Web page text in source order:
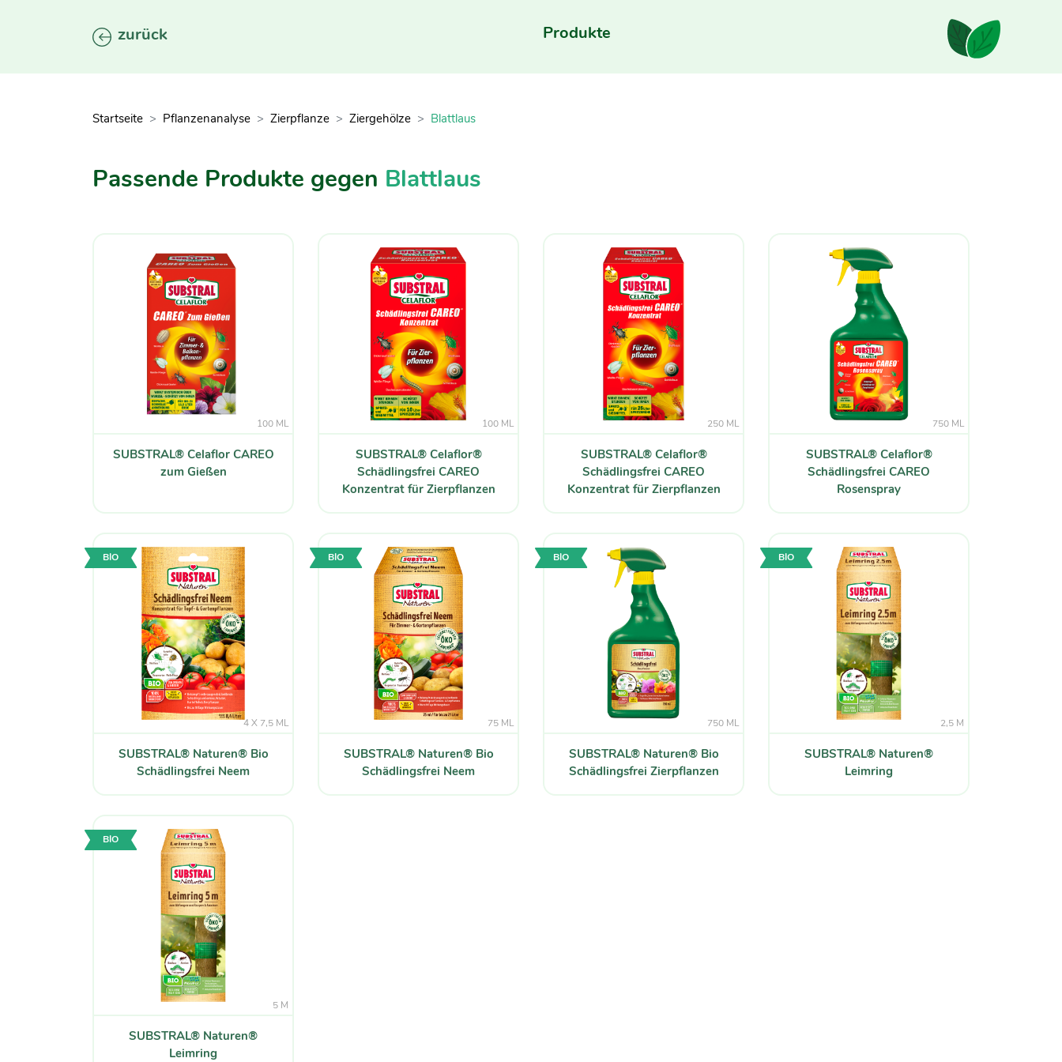
zurück Produkte
Startseite Pflanzenanalyse Zierpflanze Ziergehölze Blattlaus
Passende Produkte gegen Blattlaus
100 ML
SUBSTRAL® Celaflor CAREO
zum Gießen
100 ML
SUBSTRAL® Celaflor®
Schädlingsfrei CAREO
Konzentrat für Zierpflanzen
250 ML
SUBSTRAL® Celaflor®
Schädlingsfrei CAREO
Konzentrat für Zierpflanzen
750 ML
SUBSTRAL® Celaflor®
Schädlingsfrei CAREO
Rosenspray
BIO
4 X 7,5 ML
SUBSTRAL® Naturen® Bio
Schädlingsfrei Neem
BIO
75 ML
SUBSTRAL® Naturen® Bio
Schädlingsfrei Neem
BIO
750 ML
SUBSTRAL® Naturen® Bio
Schädlingsfrei Zierpflanzen
BIO
2,5 M
SUBSTRAL® Naturen®
Leimring
BIO
5 M
SUBSTRAL® Naturen®
Leimring